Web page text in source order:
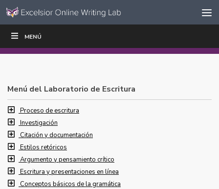
Ir al contenido
navegación
MENÚ
ESCRIBIR
Menú del Laboratorio de Escritura
Proceso de escritura
Investigación
Citación y documentación
Estilos retóricos
Argumento y pensamiento crítico
Escritura y presentaciones en línea
Conceptos básicos de la gramática